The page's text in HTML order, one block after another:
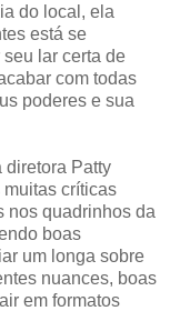
do local, ela
está se
lar certa de
com todas
poderes e sua
diretora Patty
críticas
nos quadrinhos da
boas
um longa sobre
nuances, boas
em formatos